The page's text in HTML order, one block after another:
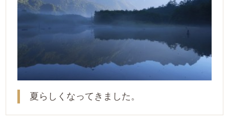
夏らしくなってきました。